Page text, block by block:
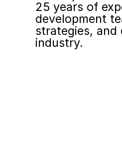
25 years of
development
strategies, and
industry.